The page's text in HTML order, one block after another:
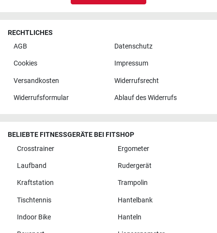
RECHTLICHES
AGB
Datenschutz
Cookies Impressum
Versandkosten Widerrufsrecht
Widerrufsformular Ablauf des Widerrufs
BELIEBTE FITNESSGERÄTE BEI FITSHOP
Crosstrainer
Ergometer
Laufband Rudergerät
Kraftstation Trampolin
Tischtennis Hantelbank
Indoor Bike Hanteln